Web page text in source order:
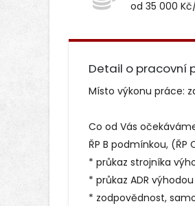
od 35 000
Detail o pracovní
Místo výkonu práce:
Co od Vás
ŘP B podmínkou,
* průkaz strojníka
* průkaz ADR výhodou
* zodpovědnost,